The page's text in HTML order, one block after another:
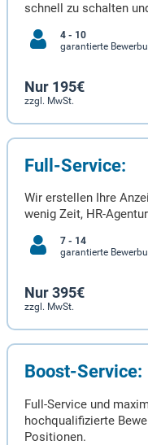
schnell zu schalten
4 - 10
garantierte
Nur 195€
zzgl. MwSt.
Full-Service:
Wir erstellen Ihre
wenig Zeit, HR-
7 - 14
garantierte
Nur 395€
zzgl. MwSt.
Boost-Service:
Full-Service und
hochqualifizierte
Positionen.